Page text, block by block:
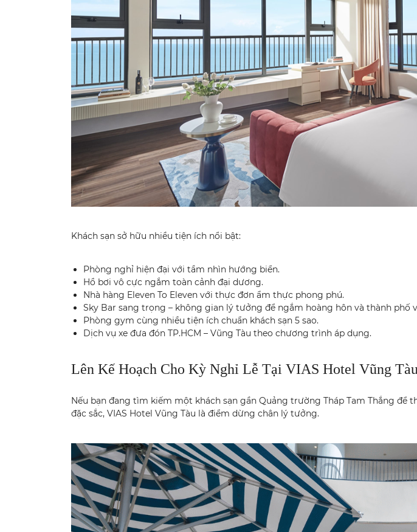
Khách sạn sở hữu nhiều tiện ích nổi bật:
Phòng nghỉ hiện đại với tầm nhìn hướng biển.
Hồ bơi vô cực ngắm toàn cảnh đại dương.
Nhà hàng Eleven To Eleven với thực đơn ẩm thực phong phú.
Sky Bar sang trọng – không gian lý tưởng để ngắm hoàng hôn và thành phố
Phòng gym cùng nhiều tiện ích chuẩn khách sạn 5 sao.
Dịch vụ xe đưa đón TP.HCM – Vũng Tàu theo chương trình áp dụng.
Lên Kế Hoạch Cho Kỳ Nghỉ Lễ Tại VIAS Hotel Vũng Tàu
Nếu bạn đang tìm kiếm một khách sạn gần Quảng trường Tháp Tam Thắng
đặc sắc, VIAS Hotel Vũng Tàu là điểm dừng chân lý tưởng.